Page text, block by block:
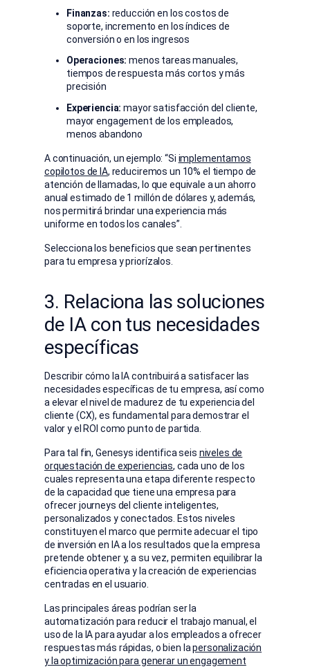
Finanzas: reducción en los costos de
soporte, incremento en los índices de
conversión o en los ingresos
Operaciones: menos tareas manuales,
tiempos de respuesta más cortos y más
precisión
Experiencia: mayor satisfacción del cliente,
mayor engagement de los empleados,
menos abandono
A continuación, un ejemplo: “Si implementamos
copilotos de IA, reduciremos un 10% el tiempo de
atención de llamadas, lo que equivale a un ahorro
anual estimado de 1 millón de dólares y, además,
nos permitirá brindar una experiencia más
uniforme en todos los canales”.
Selecciona los beneficios que sean pertinentes
para tu empresa y priorízalos.
3. Relaciona las soluciones
de IA con tus necesidades
específicas
Describir cómo la IA contribuirá a satisfacer las
necesidades específicas de tu empresa, así como
a elevar el nivel de madurez de tu experiencia del
cliente (CX), es fundamental para demostrar el
valor y el ROI como punto de partida.
Para tal fin, Genesys identificaseis niveles de
orquestación de experiencias, cada uno de los
cuales representa una etapa diferente respecto
de la capacidad que tiene una empresa para
ofrecer journeys del cliente inteligentes,
personalizados y conectados. Estos niveles
constituyen el marco que permite adecuar el tipo
de inversión en IA a los resultados que la empresa
pretende obtener y, a su vez, permiten equilibrar la
eficiencia operativa y la creación de experiencias
centradas en el usuario.
Las principales áreas podrían ser la
automatización para reducir el trabajo manual, el
uso de la IA para ayudar a los empleados a ofrecer
respuestas más rápidas, o bien lapersonalización
y la optimización para generar un engagement